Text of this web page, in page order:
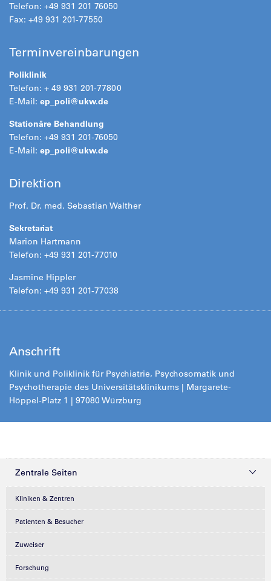
Telefon: +49 931 201 76050
Fax: +49 931 201-77550
Terminvereinbarungen
Poliklinik
Telefon: + 49 931 201-77800
E-Mail: ep_poli@ukw.de
Stationäre Behandlung
Telefon: +49 931 201-76050
E-Mail: ep_poli@ukw.de
Direktion
Prof. Dr. med. Sebastian Walther
Sekretariat
Marion Hartmann
Telefon: +49 931 201-77010
Jasmine Hippler
Telefon: +49 931 201-77038
Anschrift
Klinik und Poliklinik für Psychiatrie, Psychosomatik und
Psychotherapie des Universitätsklinikums | Margarete-
Höppel-Platz 1 | 97080 Würzburg
Zentrale Seiten
Kliniken & Zentren
Patienten & Besucher
Zuweiser
Forschung